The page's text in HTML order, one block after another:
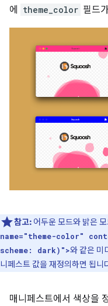
에
theme_color 필드
참고: 어두운 모드와 밝은
name="theme-color"
scheme: dark)">와 같은 미
니페스트 값을 재정의하면 됩니
매니페스트에서 색상을